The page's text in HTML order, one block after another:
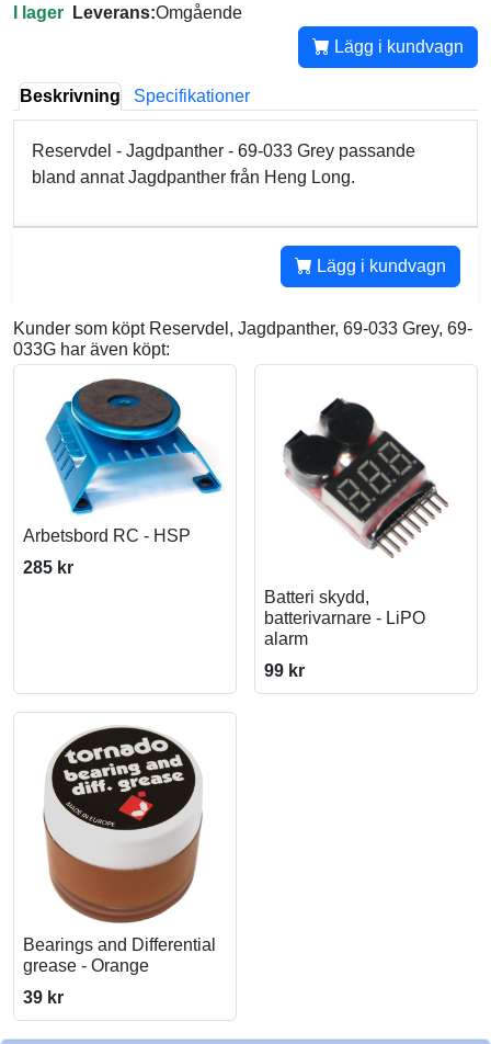
I lager Leverans:Omgående
Lägg i kundvagn
Beskrivning Specifikationer
Reservdel - Jagdpanther - 69-033 Grey passande
bland annat Jagdpanther från Heng Long.
Lägg i kundvagn
Kunder som köpt Reservdel, Jagdpanther, 69-033 Grey, 69-
033G har även köpt:
Arbetsbord RC - HSP
285 kr
Batteri skydd,
batterivarnare - LiPO
alarm
99 kr
Bearings and Differential
grease - Orange
39 kr